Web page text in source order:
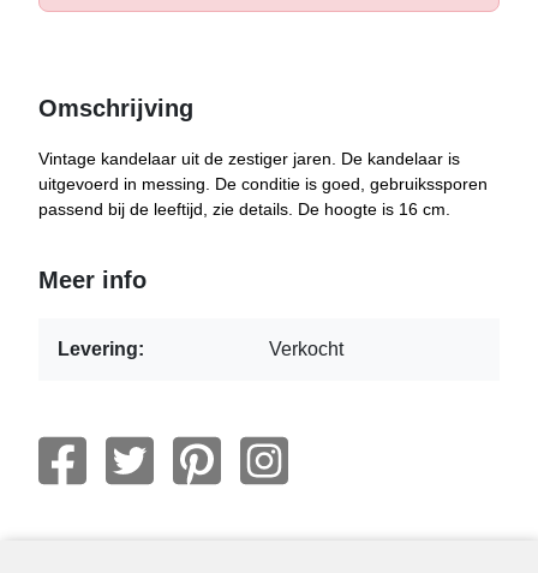
Omschrijving
Vintage kandelaar uit de zestiger jaren. De kandelaar is
uitgevoerd in messing. De conditie is goed, gebruikssporen
passend bij de leeftijd, zie details. De hoogte is 16 cm.
Meer info
Levering: Verkocht